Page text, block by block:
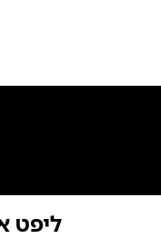
ליפט